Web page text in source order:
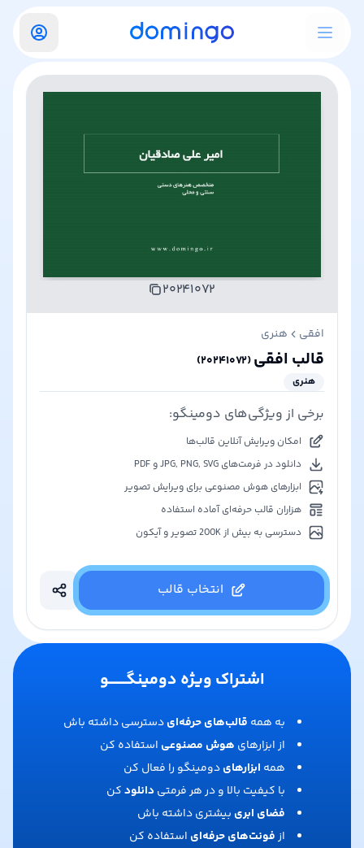
افقی هنری
قالب افقی(۲۰۲۴۱۰۷۲)
هنری
برخی از ویژگی‌های دومینگو:
امکان ویرایش آنلاین قالب‌ها
دانلود در فرمت‌های JPG, PNG, SVG و PDF
ابزارهای هوش مصنوعی برای ویرایش تصویر
هزاران قالب حرفه‌ای آماده استفاده
دسترسی به بیش از 200K تصویر و آیکون
انتخاب قالب
۲۰۲۴۱۰۷۲
اشتراک ویژه دومینگـــــــو
به همه قالب‌های حرفه‌ایدسترسی داشته باش
از ابزارهای هوش مصنوعی استفاده کن
همه ابزارهایدومینگو را فعال کن
با کیفیت بالا و در هر فرمتی دانلودکن
فضای ابری بیشتری داشته باش
ازفونت‌های حرفه‌ای استفاده کن